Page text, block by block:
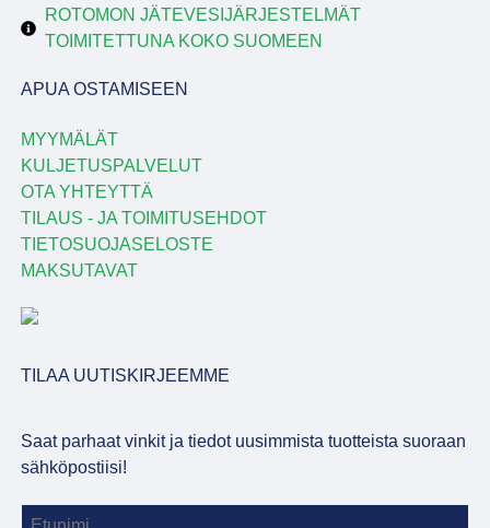
ROTOMON JÄTEVESIJÄRJESTELMÄT
TOIMITETTUNA KOKO SUOMEEN
APUA OSTAMISEEN
MYYMÄLÄT
KULJETUSPALVELUT
OTA YHTEYTTÄ
TILAUS - JA TOIMITUSEHDOT
TIETOSUOJASELOSTE
MAKSUTAVAT
TILAA UUTISKIRJEEMME
Saat parhaat vinkit ja tiedot uusimmista tuotteista suoraan
sähköpostiisi!